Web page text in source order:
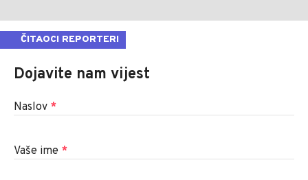
ČITAOCI REPORTERI
Dojavite nam vijest
Naslov *
Vaše ime *